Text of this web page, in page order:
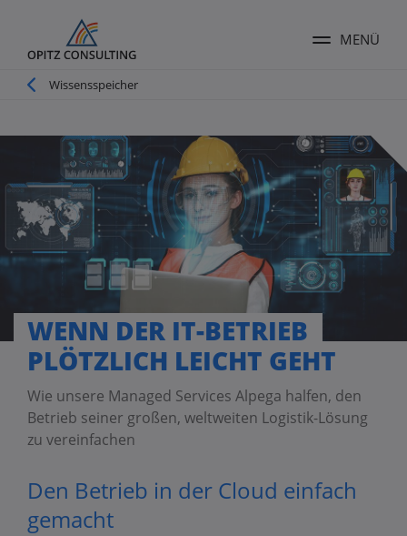
Menü
MENÜ
Pfadnavigation
Wissensspeicher
WENN DER IT-BETRIEB
PLÖTZLICH LEICHT GEHT
Wie unsere Managed Services Alpega halfen, den
Betrieb seiner großen, weltweiten Logistik-Lösung
zu vereinfachen
Den Betrieb in der Cloud einfach
gemacht